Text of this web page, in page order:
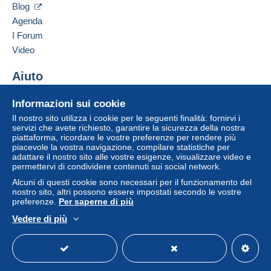
packaging via a registered service.
or need any additional information,
feel free to contact me.
Note:The British Standard Whitworth
(BSW) thread is a British threading
standard developed in the 19th century,
widely used in maritime and mechanical
industries.
FRANÇAIS:
Se le Condizioni di vendita del venditore includono
clausole relative al pagamento, queste sono da
considerarsi nulle e non dovute. Le condizioni di
Gli acquisti devono essere pagati entro
Inserisci questo venditore in Lista Nera
Informazioni sui cookie
Il nostro sito utilizza i cookie per le seguenti finalità: fornirvi i
servizi che avete richiesto, garantire la sicurezza della nostra
piattaforma, ricordare le vostre preferenze per rendere più
piacevole la vostra navigazione, compilare statistiche per
adattare il nostro sito alle vostre esigenze, visualizzare video e
permettervi di condividere contenuti sui social network.
Alcuni di questi cookie sono necessari per il funzionamento del
nostro sito, altri possono essere impostati secondo le vostre
preferenze. Per saperne di più
Vedere di più
Blog
Agenda
I Forum
Video
Aiuto
Acquistare su Delcampe
Vendere su Delcampe
Un sito sicuro